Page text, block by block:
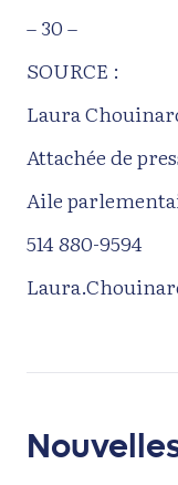
– 30 –
SOURCE :
Laura
Attachée de
Aile
514 880-9594